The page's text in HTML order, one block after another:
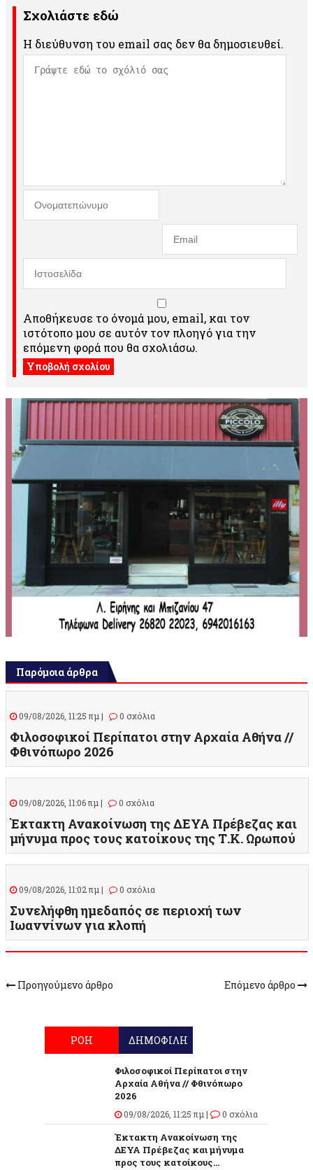
Σχολιάστε εδώ
Η διεύθυνση του email σας δεν θα δημοσιευθεί.
Αποθήκευσε το όνομά μου, email, και τον
ιστότοπο μου σε αυτόν τον πλοηγό για την
επόμενη φορά που θα σχολιάσω.
Παρόμοια άρθρα
09/08/2026, 11:25 πμ | 0 σχόλια
Φιλοσοφικοί Περίπατοι στην Αρχαία Αθήνα //
Φθινόπωρο 2026
09/08/2026, 11:06 πμ | 0 σχόλια
Έκτακτη Ανακοίνωση της ΔΕΥΑ Πρέβεζας και
μήνυμα προς τους κατοίκους της Τ.Κ. Ωρωπού
09/08/2026, 11:02 πμ | 0 σχόλια
Συνελήφθη ημεδαπός σε περιοχή των
Ιωαννίνων για κλοπή
Προηγούμενο άρθρο Επόμενο άρθρο
ΡΟΗ ΔΗΜΟΦΙΛΗ
Φιλοσοφικοί Περίπατοι στην
Αρχαία Αθήνα // Φθινόπωρο
2026
09/08/2026, 11:25 πμ | 0 σχόλια
Έκτακτη Ανακοίνωση της
ΔΕΥΑ Πρέβεζας και μήνυμα
προς τους κατοίκους...